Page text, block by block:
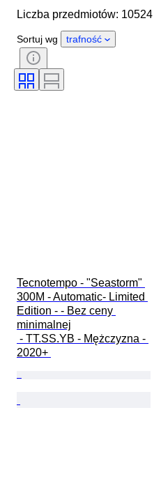
Długość paska zegarka
Kraj pochodzenia
Płeć
Stan
Certyfikacja
Wydanie
Liczba przedmiotów: 10524
Sortuj wg trafność
Tecnotempo - "Seastorm"
300M - Automatic- Limited
Edition - - Bez ceny
minimalnej
2020+